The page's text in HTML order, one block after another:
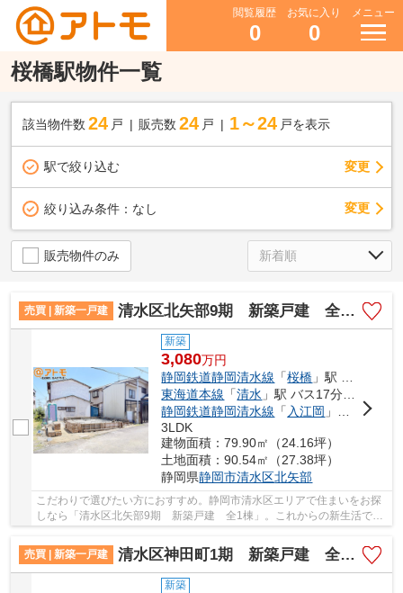
閲覧履歴
0
お気に入り
0
メニュー
桜橋駅物件一覧
該当物件数 24 戸 販売数 24 戸 1～24 戸を表示
駅で絞り込む 変更
絞り込み条件： なし 変更
販売物件のみ
売買 | 新築一戸建 清水区北矢部9期 新築戸建 全1棟
新築
3,080万円
静岡鉄道静岡清水線 「桜橋 」駅 徒歩25分
東海道本線 「清水 」駅 バス17分 「川原町［清水区］」 停歩8分
静岡鉄道静岡清水線 「 入江岡 」駅 徒歩30分
3LDK
建物面積：79.90㎡（24.16坪）
土地面積：90.54㎡（27.38坪）
静岡県静岡市清水区北矢部
こだわりで選びたい方におすすめ。静岡市清水区エリアで住まいをお探
しなら「清水区北矢部9期 新築戸建 全1棟」。これからの新生活での
売買 | 新築一戸建
清水区神田町1期 新築戸建 全1棟
新築